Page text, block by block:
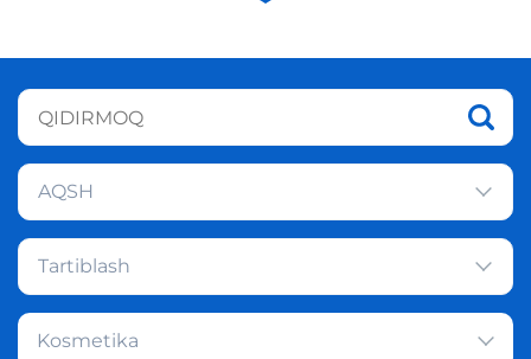
AQSH
Tartiblash
Kosmetika